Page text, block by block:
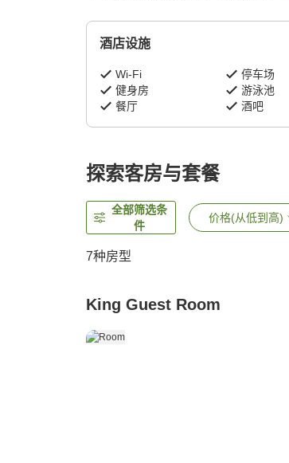
酒店设施
Wi-Fi
停车场
健身房
游泳池
餐厅
酒吧
探索客房与套餐
全部筛选条
件
价格(从低到高)
7种房型
King Guest Room